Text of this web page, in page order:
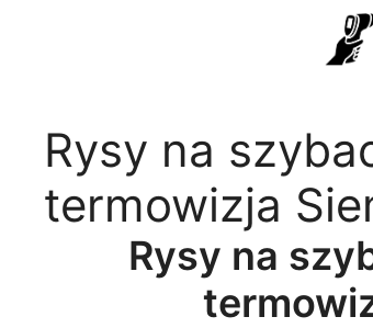
Rysy na
termowizja
Rysy na